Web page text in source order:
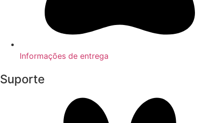
Informações de entrega
Suporte